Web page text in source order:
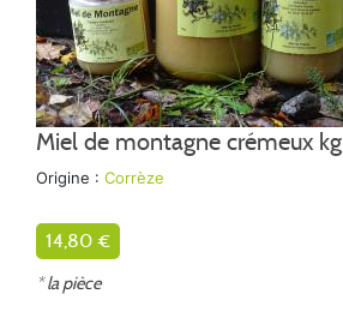
Miel de montagne crémeux kg
Origine : Corrèze
14,80 €
* la pièce